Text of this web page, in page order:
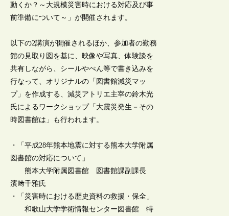
動くか？～大規模災害時における対応及び事
前準備について～」が開催されます。
以下の2講演が開催されるほか、参加者の勤務
館の見取り図を基に、映像や写真、体験談を
共有しながら、シールやぺん等で書き込みを
行なって、オリジナルの「図書館減災マッ
プ」を作成する、減災アトリエ主宰の鈴木光
氏によるワークショップ「大震災発生－その
時図書館は」も行われます。
・「平成28年熊本地震に対する熊本大学附属
図書館の対応について」
熊本大学附属図書館 図書館課副課長
濱﨑千雅氏
・「災害時における歴史資料の救援・保全」
和歌山大学学術情報センター図書館 特